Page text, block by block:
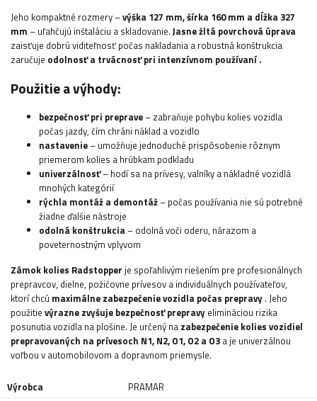
Jeho kompaktné rozmery –výška 127 mm, šírka 160 mm a dĺžka 327
mm – uľahčujú inštaláciu a skladovanie. Jasne žltá povrchová úprava
zaisťuje dobrú viditeľnosť počas nakladania a robustná konštrukcia
zaručuje odolnosť a trvácnosť pri intenzívnom používaní .
Použitie a výhody:
bezpečnosť pri preprave– zabraňuje pohybu kolies vozidla
počas jazdy, čím chráni náklad a vozidlo
nastavenie– umožňuje jednoduché prispôsobenie rôznym
priemerom kolies a hrúbkam podkladu
univerzálnosť– hodí sa na prívesy, valníky a nákladné vozidlá
mnohých kategórií
rýchla montáž a demontáž– počas používania nie sú potrebné
žiadne ďalšie nástroje
odolná konštrukcia– odolná voči oderu, nárazom a
poveternostným vplyvom
Zámok kolies Radstopper je spoľahlivým riešením pre profesionálnych
prepravcov, dielne, požičovne prívesov a individuálnych používateľov,
ktorí chcú maximálne zabezpečenie vozidla počas prepravy . Jeho
použitie výrazne zvyšuje bezpečnosť prepravy elimináciou rizika
posunutia vozidla na plošine. Je určený na zabezpečenie kolies vozidiel
prepravovaných na prívesoch N1, N2, O1, O2 a O3 a je univerzálnou
voľbou v automobilovom a dopravnom priemysle.
Výrobca
PRAMAR